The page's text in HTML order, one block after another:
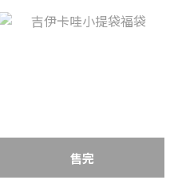
售完